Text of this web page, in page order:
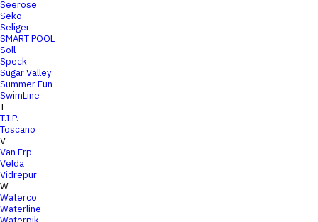
Seerose
Seko
Seliger
SMART POOL
Soll
Speck
Sugar Valley
Summer Fun
SwimLine
T
T.I.P.
Toscano
V
Van Erp
Velda
Vidrepur
W
Waterco
Waterline